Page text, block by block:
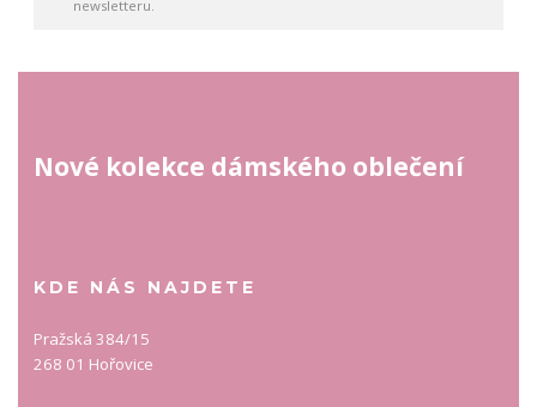
newsletteru.
Nové kolekce dámského oblečení
KDE NÁS NAJDETE
Pražská 384/15
268 01 Hořovice